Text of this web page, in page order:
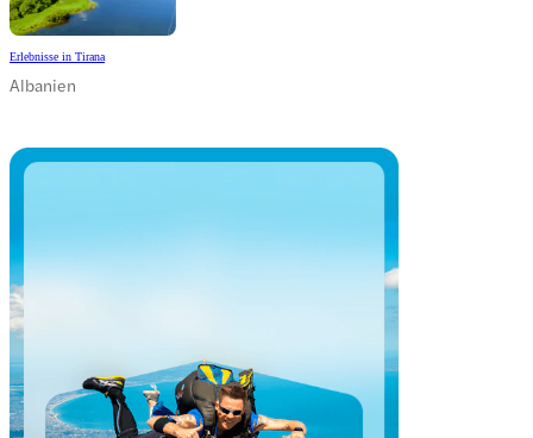
Erlebnisse in Tirana
Albanien